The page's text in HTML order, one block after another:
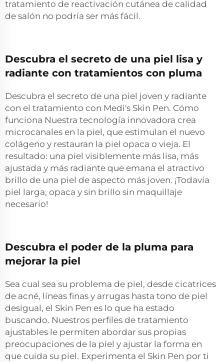
tratamiento de reactivación cutánea de calidad
de salón no podría ser más fácil.
Descubra el secreto de una piel lisa y
radiante con tratamientos con pluma
Descubra el secreto de una piel joven y radiante
con el tratamiento con Medi's Skin Pen. Cómo
funciona Nuestra tecnología innovadora crea
microcanales en la piel, que estimulan el nuevo
colágeno y restauran la piel opaca o vieja. El
resultado: una piel visiblemente más lisa, más
ajustada y más radiante que emana el atractivo
brillo de una piel de aspecto más joven. ¡Todavía
piel larga, opaca y sin brillo sin maquillaje
necesario!
Descubra el poder de la pluma para
mejorar la piel
Sea cual sea su problema de piel, desde cicatrices
de acné, líneas finas y arrugas hasta tono de piel
desigual, el Skin Pen es lo que ha estado
buscando. Nuestros perfiles de tratamiento
ajustables le permiten abordar sus propias
preocupaciones de la piel y ajustar la forma en
que cuida su piel. Experimenta el Skin Pen por ti